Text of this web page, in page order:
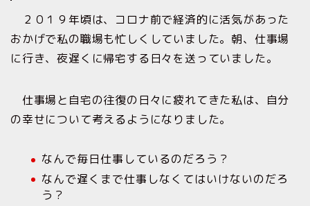
２０１９年頃は、コロナ前で経済的に活気があった
おかげで私の職場も忙しくしていました。朝、仕事場
に行き、夜遅くに帰宅する日々を送っていました。
仕事場と自宅の往復の日々に疲れてきた私は、自分
の幸せについて考えるようになりました。
なんで毎日仕事しているのだろう？
なんで遅くまで仕事しなくてはいけないのだろ
う？